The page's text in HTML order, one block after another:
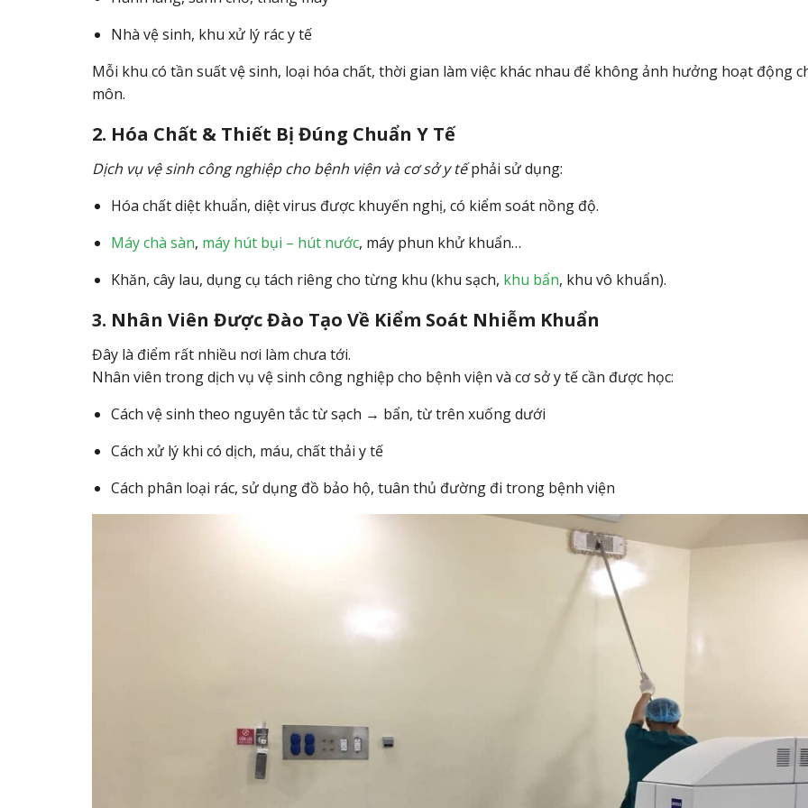
Nhà vệ sinh, khu xử lý rác y tế
Mỗi khu có tần suất vệ sinh, loại hóa chất, thời gian làm việc khác nhau để không ảnh hưởng hoạt động
môn.
2. Hóa Chất & Thiết Bị Đúng Chuẩn Y Tế
Dịch vụ vệ sinh công nghiệp cho bệnh viện và cơ sở y tếphải sử dụng:
Hóa chất diệt khuẩn, diệt virus được khuyến nghị, có kiểm soát nồng độ.
Máy chà sàn, máy hút bụi – hút nước, máy phun khử khuẩn…
Khăn, cây lau, dụng cụ tách riêng cho từng khu (khu sạch, khu bẩn, khu vô khuẩn).
3. Nhân Viên Được Đào Tạo Về Kiểm Soát Nhiễm Khuẩn
Đây là điểm rất nhiều nơi làm chưa tới.
Nhân viên trong dịch vụ vệ sinh công nghiệp cho bệnh viện và cơ sở y tế cần được học:
Cách vệ sinh theo nguyên tắc từ sạch → bẩn, từ trên xuống dưới
Cách xử lý khi có dịch, máu, chất thải y tế
Cách phân loại rác, sử dụng đồ bảo hộ, tuân thủ đường đi trong bệnh viện